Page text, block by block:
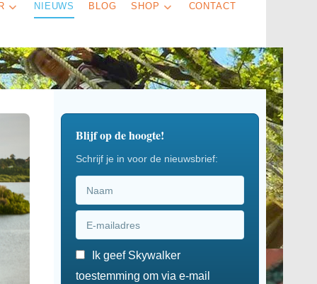
NIEUWS BLOG SHOP CONTACT
Blijf op de hoogte!
Schrijf je in voor de nieuwsbrief:
Ik geef Skywalker
toestemming om via e-mail